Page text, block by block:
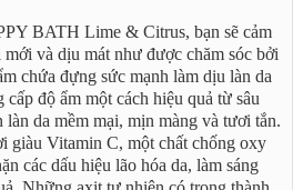
BATH Lime & Citrus, bạn sẽ cảm
và dịu mát như được chăm sóc bởi
chứa đựng sức mạnh làm dịu làn da
độ ẩm một cách hiệu quả từ sâu
da mềm mại, mịn màng và tươi tắn.
giàu Vitamin C, một chất chống oxy
các dấu hiệu lão hóa da, làm sáng